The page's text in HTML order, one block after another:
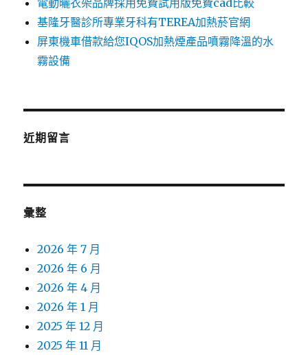
電動曬衣架品牌採用免費試用版免費cad比較
基隆牙醫診所專業牙科有TEREA加熱菸官網
屏東機車借款給您IQOS加熱煙產品噴霧降溫的水
霧設備
近期留言
彙整
2026 年 7 月
2026 年 6 月
2026 年 4 月
2026 年 1 月
2025 年 12 月
2025 年 11 月